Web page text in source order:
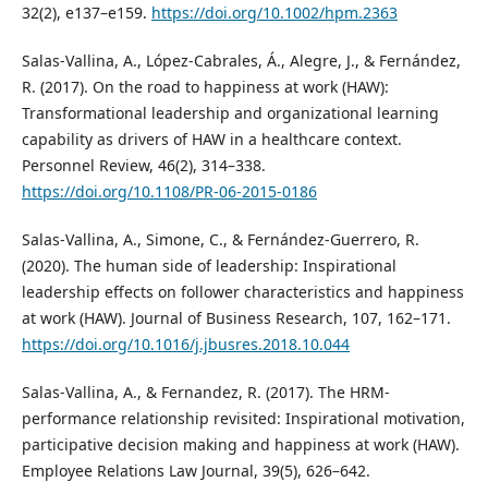
32(2), e137–e159. https://doi.org/10.1002/hpm.2363
Salas-Vallina, A., López-Cabrales, Á., Alegre, J., & Fernández,
R. (2017). On the road to happiness at work (HAW):
Transformational leadership and organizational learning
capability as drivers of HAW in a healthcare context.
Personnel Review, 46(2), 314–338.
https://doi.org/10.1108/PR-06-2015-0186
Salas-Vallina, A., Simone, C., & Fernández-Guerrero, R.
(2020). The human side of leadership: Inspirational
leadership effects on follower characteristics and happiness
at work (HAW). Journal of Business Research, 107, 162–171.
https://doi.org/10.1016/j.jbusres.2018.10.044
Salas-Vallina, A., & Fernandez, R. (2017). The HRM-
performance relationship revisited: Inspirational motivation,
participative decision making and happiness at work (HAW).
Employee Relations Law Journal, 39(5), 626–642.